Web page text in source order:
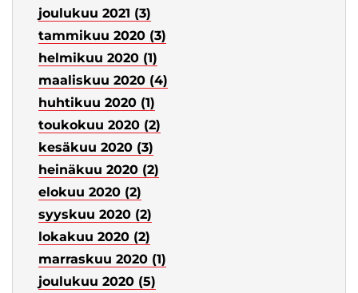
joulukuu 2021 (3)
tammikuu 2020 (3)
helmikuu 2020 (1)
maaliskuu 2020 (4)
huhtikuu 2020 (1)
toukokuu 2020 (2)
kesäkuu 2020 (3)
heinäkuu 2020 (2)
elokuu 2020 (2)
syyskuu 2020 (2)
lokakuu 2020 (2)
marraskuu 2020 (1)
joulukuu 2020 (5)